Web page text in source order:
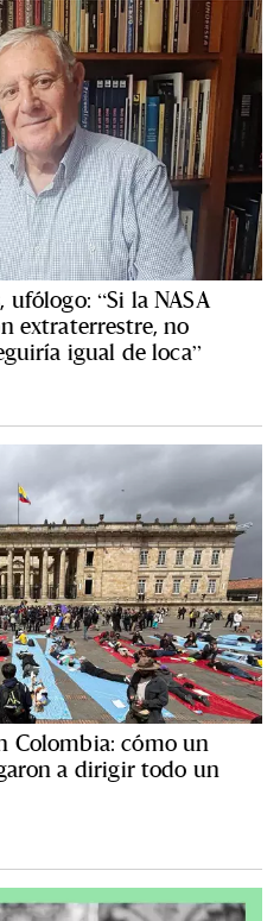
“Si la NASA
extraterrestre, no
igual de loca”
Colombia: cómo un
a dirigir todo un